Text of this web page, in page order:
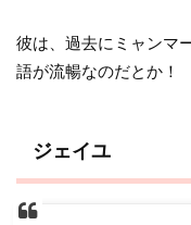
彼は、過去にミャンマ
語が流暢なのだとか！
ジェイユ